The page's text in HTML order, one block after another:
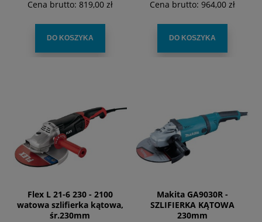
Cena brutto: 819,00 zł
DO KOSZYKA
Cena brutto: 964,00 zł
DO KOSZYKA
Flex L 21-6 230 - 2100
watowa szlifierka kątowa,
śr.230mm
Makita GA9030R -
SZLIFIERKA KĄTOWA
230mm